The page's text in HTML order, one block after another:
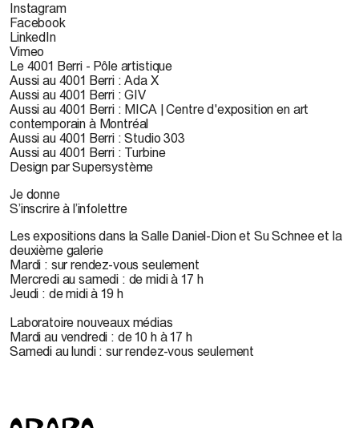
Instagram
Facebook
LinkedIn
Vimeo
Le 4001 Berri - Pôle artistique
Aussi au 4001 Berri : Ada X
Aussi au 4001 Berri : GIV
Aussi au 4001 Berri : MICA | Centre d'exposition en art
contemporain à Montréal
Aussi au 4001 Berri : Studio 303
Aussi au 4001 Berri : Turbine
Design par Supersystème
Je donne
S’inscrire à l’infolettre
Les expositions dans la Salle Daniel-Dion et Su Schnee et la
deuxième galerie
Mardi : sur rendez-vous seulement
Mercredi au samedi : de midi à 17 h
Jeudi : de midi à 19 h
Laboratoire nouveaux médias
Mardi au vendredi : de 10 h à 17 h
Samedi au lundi : sur rendez-vous seulement